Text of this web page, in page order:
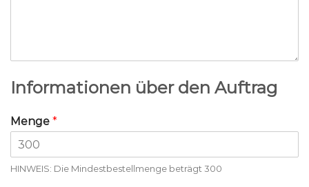
Informationen über den Auftrag
Menge *
HINWEIS: Die Mindestbestellmenge beträgt 300